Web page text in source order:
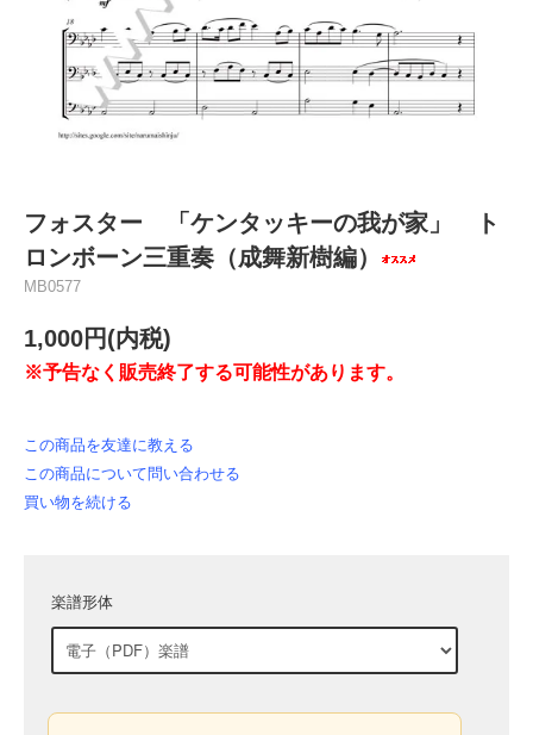
フォスター 「ケンタッキーの我が家」 ト
ロンボーン三重奏（成舞新樹編）
MB0577
1,000円(内税)
※予告なく販売終了する可能性があります。
この商品を友達に教える
この商品について問い合わせる
買い物を続ける
楽譜形体